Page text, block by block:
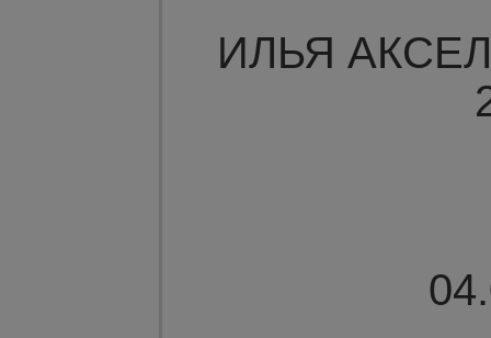
ИЛЬЯ